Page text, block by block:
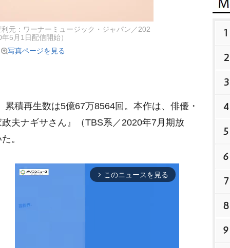
元：ワーナーミュージック・ジャパン／202
年5月1日配信開始）
写真ページを見る
積再生数は5億67万8564回。本作は、俳優・
夫ナギサさん』（TBS系／2020年7月期放
。
arrow_forward_ios このニュースを見る
1
2
3
4
5
6
7
8
9